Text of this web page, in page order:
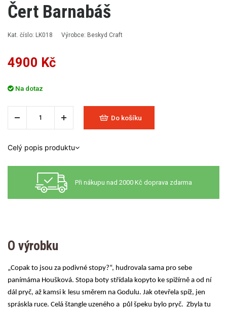
Čert Barnabáš
Kat. číslo: LK018 Výrobce: Beskyd Craft
4900 Kč
Na dotaz
Do košíku
Celý popis produktu
Při nákupu nad 2000 Kč doprava zdarma
O výrobku
„Copak to jsou za podivné stopy?“, hudrovala sama pro sebe
panímáma Houšková. Stopa boty střídala kopyto ke spižírně a od ní
dál pryč, až kamsi k lesu směrem na Godulu. Jak otevřela spíž, jen
spráskla ruce. Celá štangle uzeného a půl špeku bylo pryč. Zbyla tu